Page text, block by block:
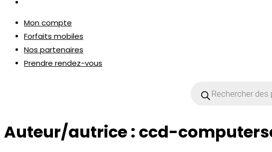
Mon compte
Forfaits mobiles
Nos partenaires
Prendre rendez-vous
Auteur/autrice : ccd-